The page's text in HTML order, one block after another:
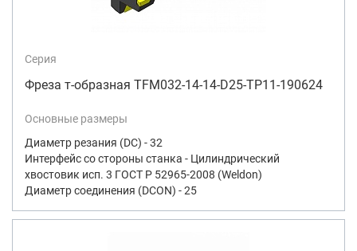
Серия
Фреза т-образная TFM032-14-14-D25-TP11-190624
Основные размеры
Диаметр резания (DC) - 32
Интерфейс со стороны станка - Цилиндрический
хвостовик исп. 3 ГОСТ Р 52965-2008 (Weldon)
Диаметр соединения (DCON) - 25